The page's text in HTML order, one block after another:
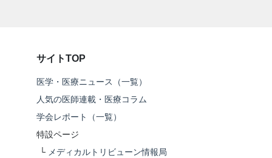
サイトTOP
医学・医療ニュース（一覧）
人気の医師連載・医療コラム
学会レポート（一覧）
特設ページ
└ メディカルトリビューン情報局